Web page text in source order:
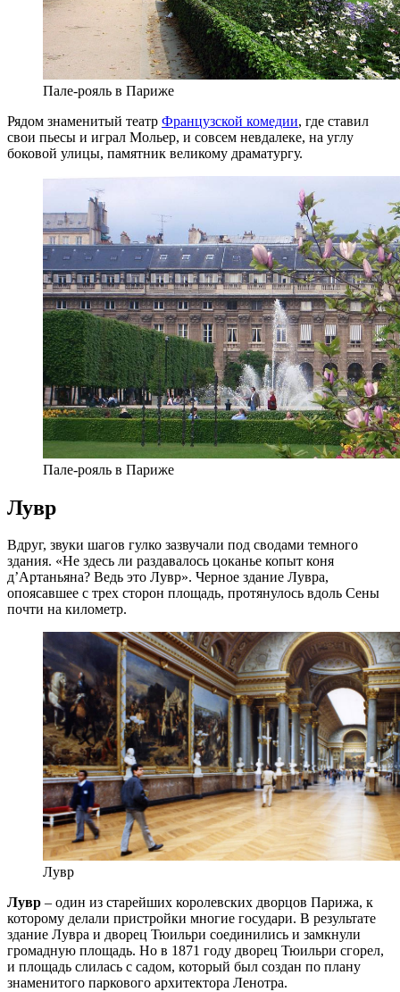
Пале-рояль в Париже
Рядом знаменитый театр Французской комедии, где ставил
свои пьесы и играл Мольер, и совсем невдалеке, на углу
боковой улицы, памятник великому драматургу.
Пале-рояль в Париже
Лувр
Вдруг, звуки шагов гулко зазвучали под сводами темного
здания. «Не здесь ли раздавалось цоканье копыт коня
д’Артаньяна? Ведь это Лувр». Черное здание Лувра,
опоясавшее с трех сторон площадь, протянулось вдоль Сены
почти на километр.
Лувр
Лувр – один из старейших королевских дворцов Парижа, к
которому делали пристройки многие государи. В результате
здание Лувра и дворец Тюильри соединились и замкнули
громадную площадь. Но в 1871 году дворец Тюильри сгорел,
и площадь слилась с садом, который был создан по плану
знаменитого паркового архитектора Ленотра.